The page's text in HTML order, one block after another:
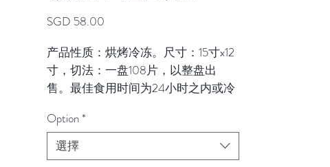
SGD 58.00
产品性质：烘烤冷冻。尺寸：15寸x12
寸，切法：一盘108片，以整盘出
售。最佳食用时间为24小时之内或冷
Option*
選擇